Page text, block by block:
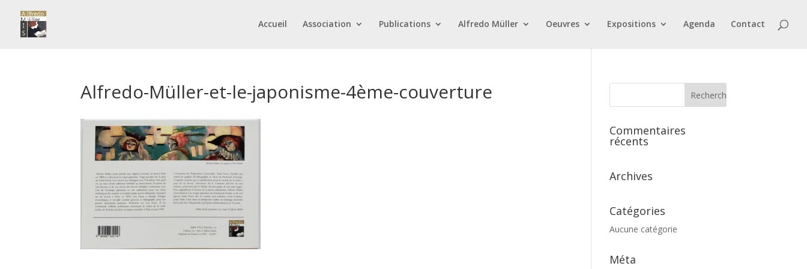
Accueil Association Publications Alfredo Müller Oeuvres Expositions Agenda Contact
Alfredo-Müller-et-le-japonisme-4ème-couverture
Commentaires
récents
Archives
Catégories
Aucune catégorie
Méta